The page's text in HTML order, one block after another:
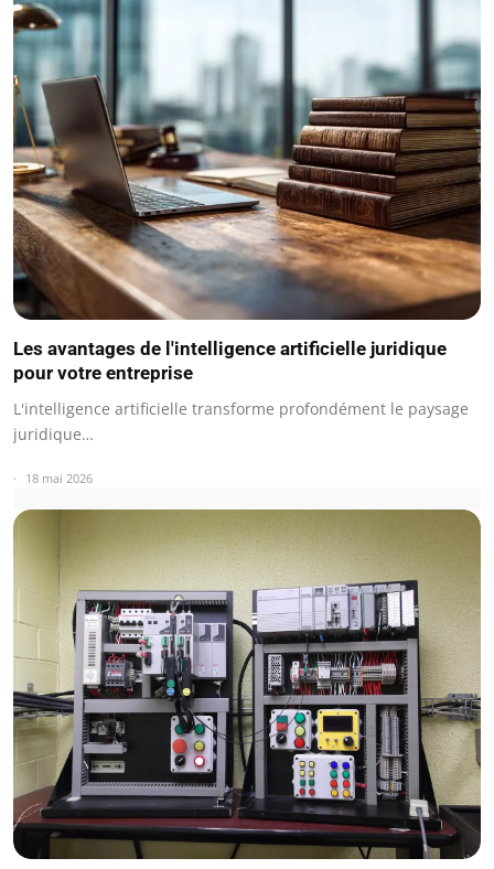
Les avantages de l'intelligence artificielle juridique
pour votre entreprise
L'intelligence artificielle transforme profondément le paysage
juridique…
18 mai 2026